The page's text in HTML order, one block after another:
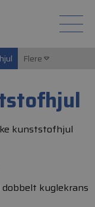
Flere
kunststofhjul
kuglekrans